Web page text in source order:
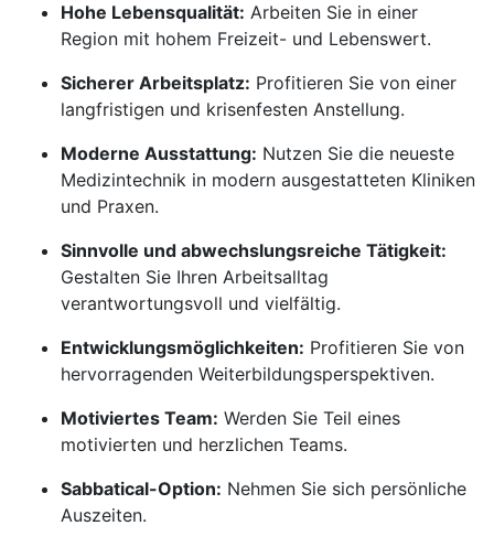
Hohe Lebensqualität: Arbeiten Sie in einer
Region mit hohem Freizeit- und Lebenswert.
Sicherer Arbeitsplatz: Profitieren Sie von einer
langfristigen und krisenfesten Anstellung.
Moderne Ausstattung: Nutzen Sie die neueste
Medizintechnik in modern ausgestatteten Kliniken
und Praxen.
Sinnvolle und abwechslungsreiche Tätigkeit:
Gestalten Sie Ihren Arbeitsalltag
verantwortungsvoll und vielfältig.
Entwicklungsmöglichkeiten: Profitieren Sie von
hervorragenden Weiterbildungsperspektiven.
Motiviertes Team: Werden Sie Teil eines
motivierten und herzlichen Teams.
Sabbatical-Option: Nehmen Sie sich persönliche
Auszeiten.